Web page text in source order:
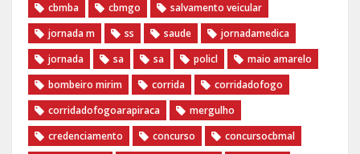
cbmba
cbmgo
salvamento veicular
jornada m
ss saude
jornadamedica
jornada
sa sa policl
maio amarelo
bombeiro mirim
corrida
corridadofogo
corridadofogoarapiraca
mergulho
credenciamento
concurso
concursocbmal